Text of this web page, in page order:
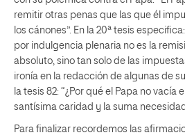
remitir otras penas que las que él
los cánones”. En la 20ª tesis
por indulgencia plenaria no es la
absoluto, sino tan solo de las
ironía en la redacción de algunas de
la tesis 82: “¿Por qué el Papa no vacía
santísima caridad y la suma
Para finalizar recordemos las